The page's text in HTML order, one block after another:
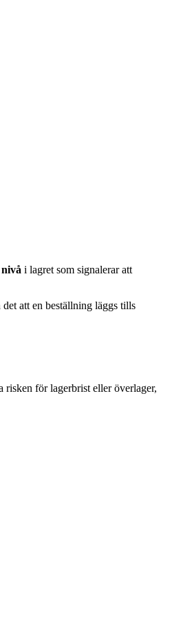
i lagret som signalerar att
att en beställning läggs tills
risken för lagerbrist eller överlager,